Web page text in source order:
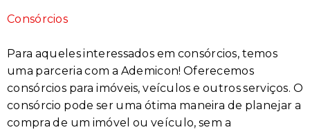
Consórcios
Para aqueles interessados em consórcios, temos
uma parceria com a Ademicon! Oferecemos
consórcios para imóveis, veículos e outros serviços. O
consórcio pode ser uma ótima maneira de planejar a
compra de um imóvel ou veículo, sem a